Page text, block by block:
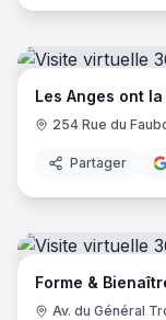
Les Anges ont
254 Rue du
Partager
Forme &
Av. du Général